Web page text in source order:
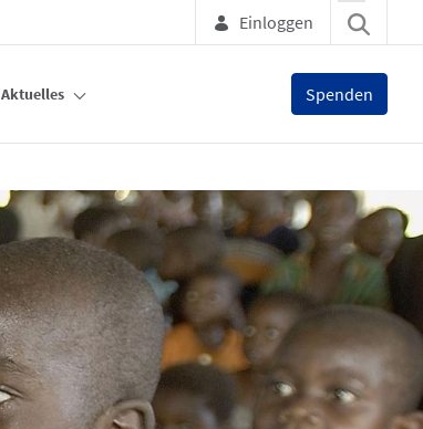
Einloggen
Aktuelles Spenden